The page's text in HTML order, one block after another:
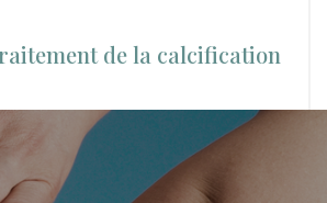
de la calcification